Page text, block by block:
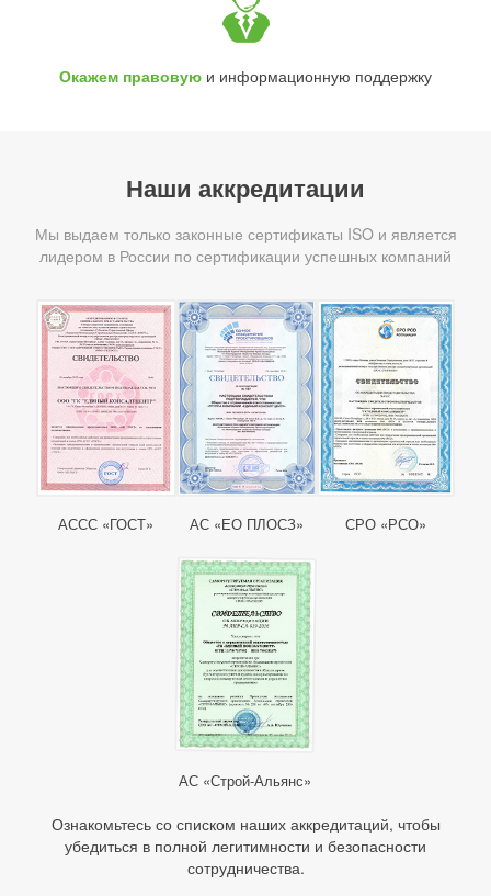
Окажем правовую и информационную поддержку
Наши аккредитации
Мы выдаем только законные сертификаты ISO и является
лидером в России по сертификации успешных компаний
АССС «ГОСТ» АС «ЕО ПЛОСЗ» СРО «РСО»
АС «Строй-Альянс»
Ознакомьтесь со списком наших аккредитаций, чтобы
убедиться в полной легитимности и безопасности
сотрудничества.